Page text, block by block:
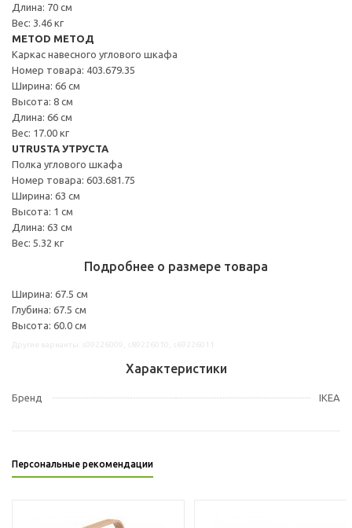
Длина: 70 см
Вес: 3.46 кг
METOD МЕТОД
Каркас навесного углового шкафа
Номер товара: 403.679.35
Ширина: 66 см
Высота: 8 см
Длина: 66 см
Вес: 17.00 кг
UTRUSTA УТРУСТА
Полка углового шкафа
Номер товара: 603.681.75
Ширина: 63 см
Высота: 1 см
Длина: 63 см
Вес: 5.32 кг
Подробнее о размере товара
Ширина: 67.5 см
Глубина: 67.5 см
Высота: 60.0 см
Характеристики
Бренд IKEA
Персональные рекомендации